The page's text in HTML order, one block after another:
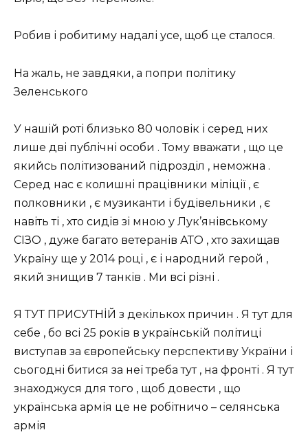
Робив і робитиму надалі усе, щоб це сталося.
На жаль, не завдяки, а попри політику
Зеленського
У нашій роті близько 80 чоловік і серед них
лише дві публічні особи . Тому вважати , що це
якийсь політизований підроздiл , неможна .
Серед нас є колишні працівники міліції , є
полковники , є музиканти і будівельники , є
навіть ті , хто сидів зі мною у Лук’янівському
СІЗО , дуже багато ветеранів АТО , хто захищав
Україну ще у 2014 році , є і народний герой ,
який знищив 7 танків . Ми всі різні .
Я ТУТ ПРИСУТНİЙ з декількох причин . Я тут для
себе , бо всі 25 років в українській політиці
виступав за європейську перспективу України і
сьогодні битися за неï треба тут , на фронті . Я тут
знаходжуся для того , щоб довести , що
українська армія це не робітничо – селянська
армія